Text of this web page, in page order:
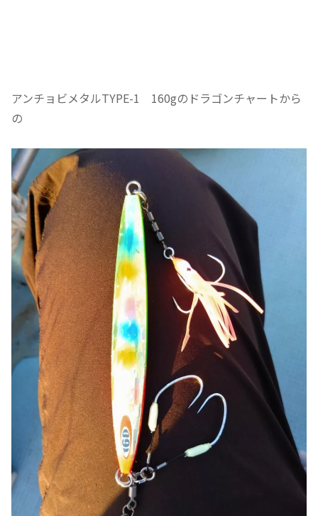
アンチョビメタルTYPE-1 160gのドラゴンチャートから
の